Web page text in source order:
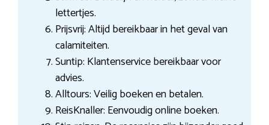
lettertjes.
Prijsvrij: Altijd bereikbaar in het geval van
calamiteiten.
Suntip: Klantenservice bereikbaar voor
advies.
Alltours: Veilig boeken en betalen.
ReisKnaller: Eenvoudig online boeken.